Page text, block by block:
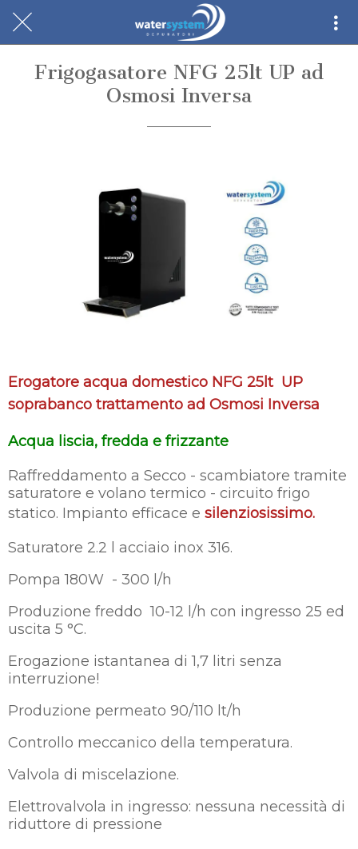
Frigogasatore NFG 25lt UP ad
Osmosi Inversa
Erogatore acqua domestico NFG 25lt UP
soprabanco trattamento ad Osmosi Inversa
Acqua liscia, fredda e frizzante
Raffreddamento a Secco - scambiatore tramite
saturatore e volano termico - circuito frigo
statico. Impianto efficace e silenziosissimo.
Saturatore 2.2 l acciaio inox 316.
Pompa 180W - 300 l/h
Produzione freddo 10-12 l/h con ingresso 25 ed
uscita 5 °C.
Erogazione istantanea di 1,7 litri senza
interruzione!
Produzione permeato 90/110 lt/h
Controllo meccanico della temperatura.
Valvola di miscelazione.
Elettrovalvola in ingresso: nessuna necessità di
riduttore di pressione